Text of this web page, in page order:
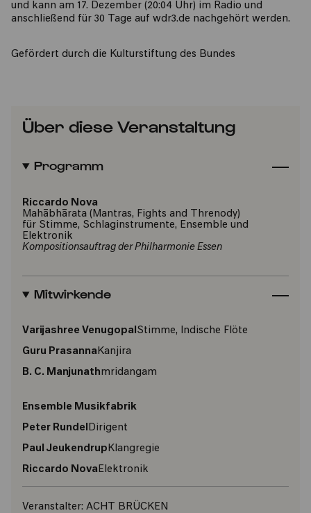
und kann am 17. Dezember (20:04 Uhr) im Radio und
anschließend für 30 Tage auf wdr3.de nachgehört werden.
​Gefördert durch die Kulturstiftung des Bundes​
Über diese Veranstaltung
Programm
Riccardo Nova
Mahābhārata (Mantras, Fights and Threnody)
für Stimme, Schlaginstrumente, Ensemble und
Elektronik
Kompositionsauftrag der Philharmonie Essen
Mitwirkende
Varijashree VenugopalStimme, Indische Flöte
Guru PrasannaKanjira
B. C. Manjunathmridangam
Ensemble Musikfabrik
Peter RundelDirigent
Paul JeukendrupKlangregie
Riccardo NovaElektronik
Veranstalter: ACHT BRÜCKEN